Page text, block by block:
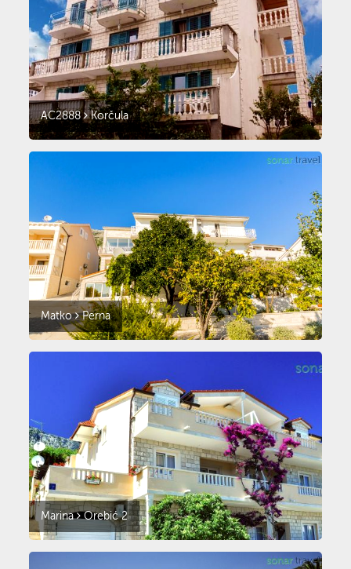
AC2888 Korčula
Matko Perna
Marina Orebić 2